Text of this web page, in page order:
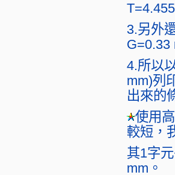
3.另外
G=0.33
4.所以
mm)列
出來的
使用
較短，
其1字
mm。